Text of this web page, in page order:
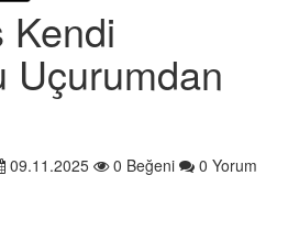
Kendi
Uçurumdan
09.11.2025 0 Beğeni 0 Yorum